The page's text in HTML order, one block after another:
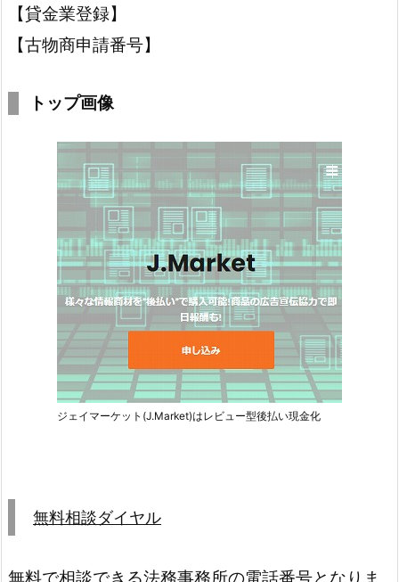
【貸金業登録】
【古物商申請番号】
トップ画像
ジェイマーケット(J.Market)はレビュー型後払い現金化
無料相談ダイヤル